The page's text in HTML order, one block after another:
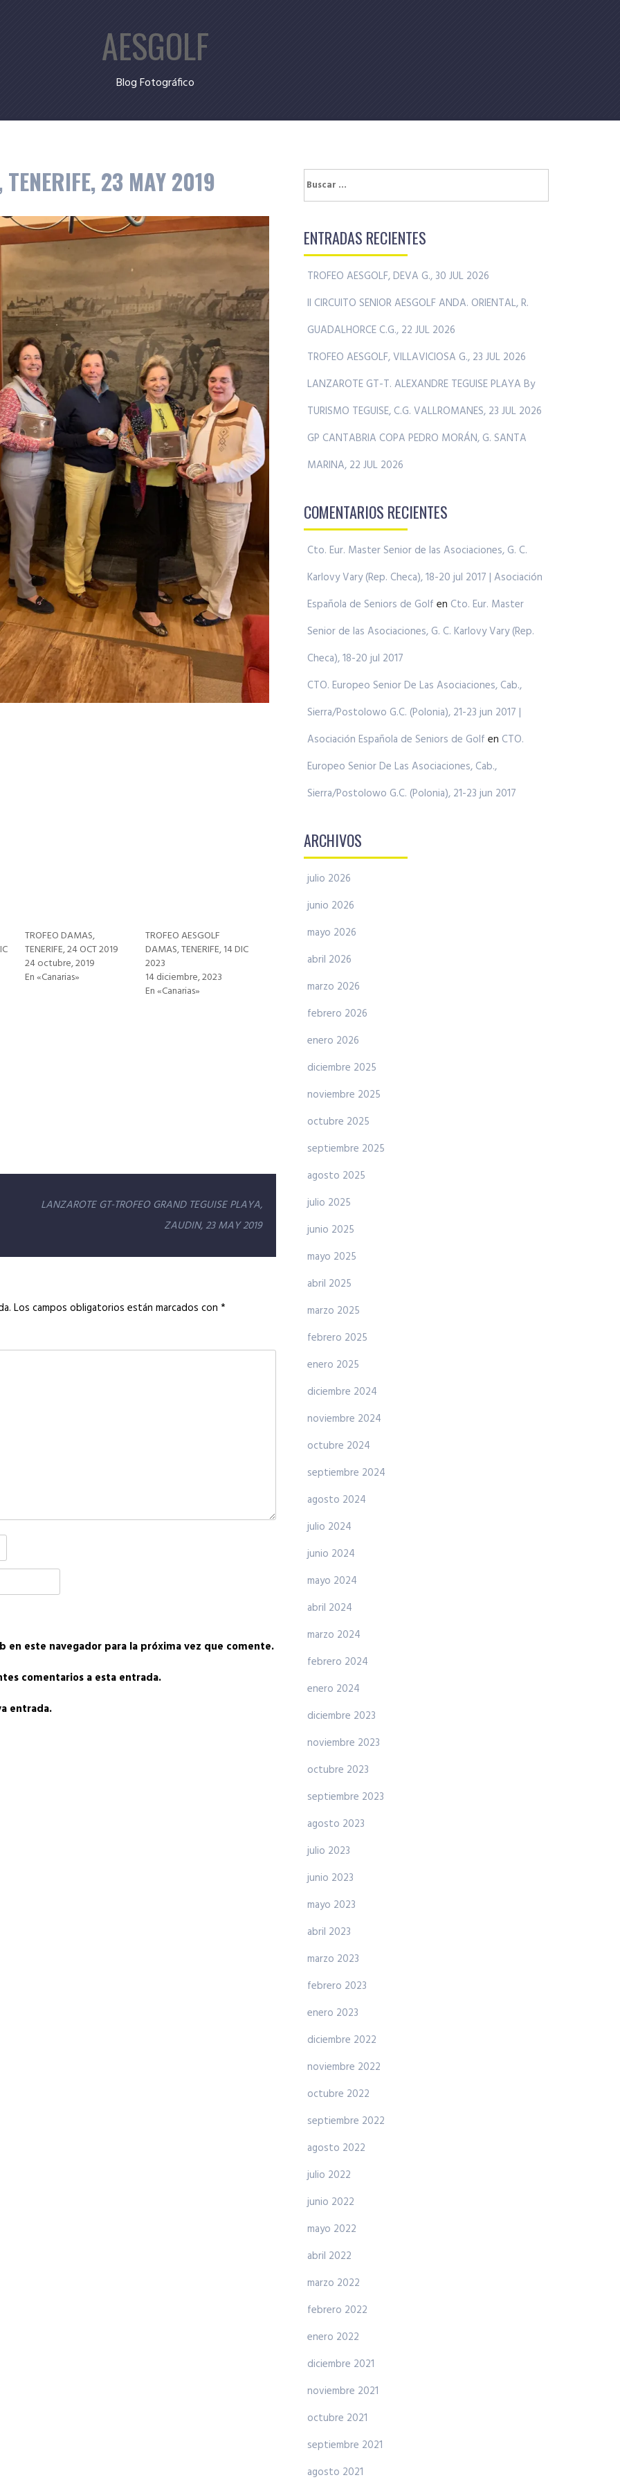
AESGOLF
Blog Fotográfico
23 MAY 2019
TROFEO DAMAS,
TENERIFE, 24 OCT 2019
24 octubre, 2019
En «Canarias»
TROFEO AESGOLF
DAMAS, TENERIFE, 14 DIC
2023
14 diciembre, 2023
En «Canarias»
LANZAROTE GT-TROFEO GRAND TEGUISE PLAYA,
ZAUDIN, 23 MAY 2019
Los campos obligatorios están marcados con *
en este navegador para la próxima vez que comente.
comentarios a esta entrada.
entrada.
Buscar:
ENTRADAS RECIENTES
TROFEO AESGOLF, DEVA G., 30 JUL 2026
II CIRCUITO SENIOR AESGOLF ANDA. ORIENTAL, R.
GUADALHORCE C.G., 22 JUL 2026
TROFEO AESGOLF, VILLAVICIOSA G., 23 JUL 2026
LANZAROTE GT-T. ALEXANDRE TEGUISE PLAYA By
TURISMO TEGUISE, C.G. VALLROMANES, 23 JUL 2026
GP CANTABRIA COPA PEDRO MORÁN, G. SANTA
MARINA, 22 JUL 2026
COMENTARIOS RECIENTES
Cto. Eur. Master Senior de las Asociaciones, G. C.
Karlovy Vary (Rep. Checa), 18-20 jul 2017 | Asociación
Española de Seniors de Golf en Cto. Eur. Master
Senior de las Asociaciones, G. C. Karlovy Vary (Rep.
Checa), 18-20 jul 2017
CTO. Europeo Senior De Las Asociaciones, Cab.,
Sierra/Postolowo G.C. (Polonia), 21-23 jun 2017 |
Asociación Española de Seniors de Golf en CTO.
Europeo Senior De Las Asociaciones, Cab.,
Sierra/Postolowo G.C. (Polonia), 21-23 jun 2017
ARCHIVOS
julio 2026
junio 2026
mayo 2026
abril 2026
marzo 2026
febrero 2026
enero 2026
diciembre 2025
noviembre 2025
octubre 2025
septiembre 2025
agosto 2025
julio 2025
junio 2025
mayo 2025
abril 2025
marzo 2025
febrero 2025
enero 2025
diciembre 2024
noviembre 2024
octubre 2024
septiembre 2024
agosto 2024
julio 2024
junio 2024
mayo 2024
abril 2024
marzo 2024
febrero 2024
enero 2024
diciembre 2023
noviembre 2023
octubre 2023
septiembre 2023
agosto 2023
julio 2023
junio 2023
mayo 2023
abril 2023
marzo 2023
febrero 2023
enero 2023
diciembre 2022
noviembre 2022
octubre 2022
septiembre 2022
agosto 2022
julio 2022
junio 2022
mayo 2022
abril 2022
marzo 2022
febrero 2022
enero 2022
diciembre 2021
noviembre 2021
octubre 2021
septiembre 2021
agosto 2021